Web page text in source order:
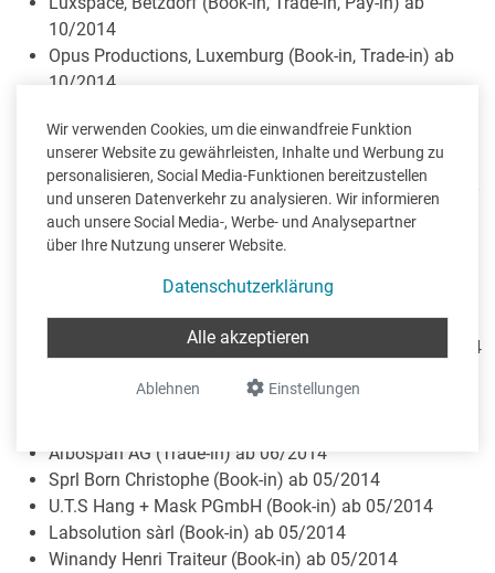
Wir verwenden Cookies, um die einwandfreie Funktion
unserer Website zu gewährleisten, Inhalte und Werbung zu
personalisieren, Social Media-Funktionen bereitzustellen
und unseren Datenverkehr zu analysieren. Wir informieren
auch unsere Social Media-, Werbe- und Analysepartner
über Ihre Nutzung unserer Website.
Datenschutzerklärung
Einstellungen
Ablehnen
Alle akzeptieren
10/2014
Opus Productions, Luxemburg (Book-in, Trade-in) ab
10/2014
M.E.R.Ci (Book-in) ab 10/2014
Image Concept (Book-in, Trade-in, Time-in) ab 10/2014
Spëndchen, Caritas, Croix-Rouge (Trade-in, Cash-in Pos-
in) ab 09/2014
Hansen Lene “Adm. Am Nonnendellt” (Book-in) ab
Aquaconfort (Trade-in) ab 08/2014
cK Comptabilté Echternach (Book-in) ab 07/2014
Refinder SA Welkenraedt (Book-in, Trade-in) ab 07/2014
LLM Mecasport (Trade-in, Time-in, Pos-in) ab 07/2014
Arbospan AG (Trade-in) ab 06/2014
Sprl Born Christophe (Book-in) ab 05/2014
U.T.S Hang + Mask PGmbH (Book-in) ab 05/2014
Labsolution sàrl (Book-in) ab 05/2014
Winandy Henri Traiteur (Book-in) ab 05/2014